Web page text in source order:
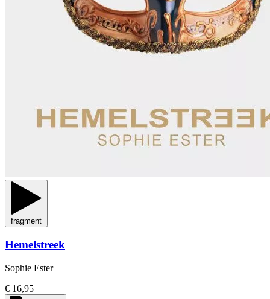
fragment
Hemelstreek
Sophie Ester
€ 16,95